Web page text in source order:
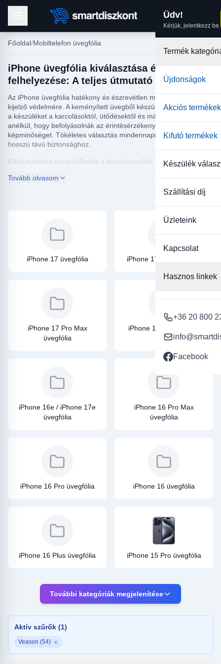
Üdv!
Kérjük, jelentkezz be.
Termék
Újdonságok
Akciós termékek
Kifutó termékek
Készülék
Szállítási díj
Üzleteink
Kapcsolat
Hasznos linkek
+36 20 800
Facebook
Főoldal Mobiltelefon üvegfólia
iPhone üvegfólia kiválasztása és
felhelyezése: A teljes útmutató
Az iPhone üvegfólia hatékony és észrevétlen megoldást nyújt a
kijelző védelmére. A keményített üvegből készült fóliák megóvják
a készüléket a karcolásoktól, ütődésektől és más sérülésektől
anélkül, hogy befolyásolnák az érintésérzékenységet vagy a
képminőséget. Tökéletes választás mindennapi használathoz és
hosszú távú biztonsághoz.
Kínálatunkban megtalálhatók a legnépszerűbb iPhone
felhelyezhetők, mégis maximális védelmet nyújtanak. A
megbízható üvegfólia segít megőrizni készüléked újszerű
Tovább olvasom
iPhone 17 üvegfólia iPhone 17 Pro üvegfólia
iPhone 17 Pro Max
üvegfólia
iPhone 17 Air üvegfólia
iPhone 16e / iPhone 17e
üvegfólia
iPhone 16 Pro Max
üvegfólia
iPhone 16 Pro üvegfólia iPhone 16 üvegfólia
iPhone 16 Plus üvegfólia iPhone 15 Pro üvegfólia
iPhone 15 Pro Max
További kategóriák megjelenítése
Aktív szűrők (1)
Veason (54)